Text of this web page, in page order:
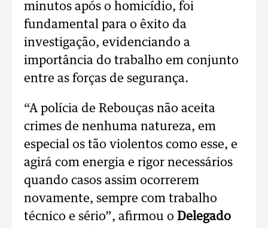
minutos após o homicídio, foi
fundamental para o êxito da
investigação, evidenciando a
importância do trabalho em conjunto
entre as forças de segurança.
“A polícia de Rebouças não aceita
crimes de nenhuma natureza, em
especial os tão violentos como esse, e
agirá com energia e rigor necessários
quando casos assim ocorrerem
novamente, sempre com trabalho
técnico e sério”, afirmou o Delegado